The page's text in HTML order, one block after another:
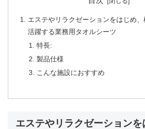
エステやリラクゼーションをはじめ
活躍する業務用タオルシーツ
特長:
製品仕様
こんな施設におすすめ
エステやリラクゼーションを